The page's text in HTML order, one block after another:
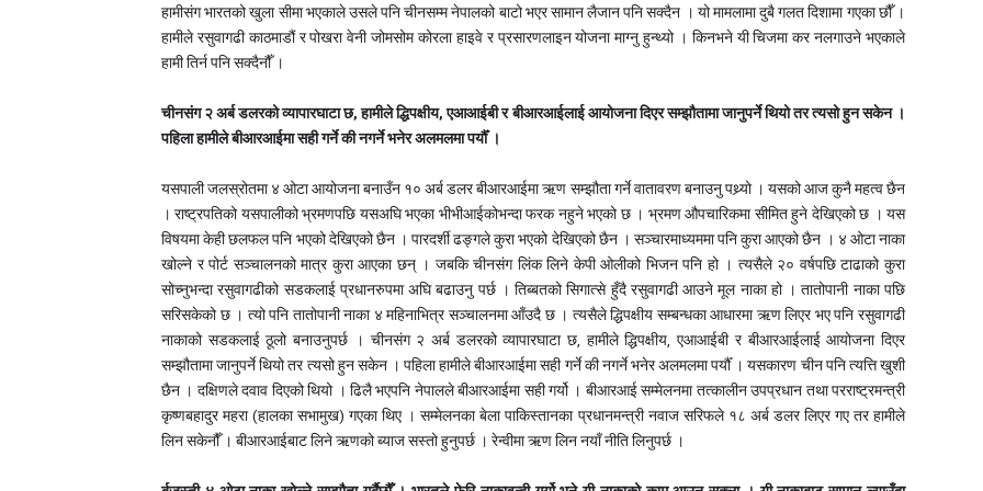
हामीसंग भारतको खुला सीमा भएकाले उसले पनि चीनसम्म नेपालको बाटो भएर सामान लैजान पनि सक्दैन । यो मामलामा दुबै गलत दिशामा गएका छौँ ।
हामीले रसुवागढी काठमाडौं र पोखरा वेनी जोमसोम कोरला हाइवे र प्रसारणलाइन योजना माग्नु हुन्थ्यो । किनभने यी चिजमा कर नलगाउने भएकाले
हामी तिर्न पनि सक्दैनौँ ।
चीनसंग २ अर्ब डलरको व्यापारघाटा छ, हामीले द्धिपक्षीय, एआआईबी र बीआरआईलाई आयोजना दिएर सम्झौतामा जानुपर्ने थियो तर त्यसो हुन सकेन ।
पहिला हामीले बीआरआईमा सही गर्ने की नगर्ने भनेर अलमलमा पर्यौँ ।
यसपाली जलस्रोतमा ४ ओटा आयोजना बनाउँन १० अर्ब डलर बीआरआईमा ऋण सम्झौता गर्ने वातावरण बनाउनु पथ्र्यो । यसको आज कुनै महत्व छैन
। राष्ट्रपतिको यसपालीको भ्रमणपछि यसअघि भएका भीभीआईकोभन्दा फरक नहुने भएको छ । भ्रमण औपचारिकमा सीमित हुने देखिएको छ । यस
विषयमा केही छलफल पनि भएको देखिएको छैन । पारदर्शी ढङ्गले कुरा भएको देखिएको छैन । सञ्चारमाध्यममा पनि कुरा आएको छैन । ४ ओटा नाका
खोल्ने र पोर्ट सञ्चालनको मात्र कुरा आएका छन् । जबकि चीनसंग लिंक लिने केपी ओलीको भिजन पनि हो । त्यसैले २० वर्षपछि टाढाको कुरा
सोच्नुभन्दा रसुवागढीको सडकलाई प्रधानरुपमा अघि बढाउनु पर्छ । तिब्बतको सिगात्से हुँदै रसुवागढी आउने मूल नाका हो । तातोपानी नाका पछि
सरिसकेको छ । त्यो पनि तातोपानी नाका ४ महिनाभित्र सञ्चालनमा आँउदै छ । त्यसैले द्धिपक्षीय सम्बन्धका आधारमा ऋण लिएर भए पनि रसुवागढी
नाकाको सडकलाई ठूलो बनाउनुपर्छ । चीनसंग २ अर्ब डलरको व्यापारघाटा छ, हामीले द्धिपक्षीय, एआआईबी र बीआरआईलाई आयोजना दिएर
सम्झौतामा जानुपर्ने थियो तर त्यसो हुन सकेन । पहिला हामीले बीआरआईमा सही गर्ने की नगर्ने भनेर अलमलमा पर्यौँ । यसकारण चीन पनि त्यत्ति खुशी
छैन । दक्षिणले दवाव दिएको थियो । ढिलै भएपनि नेपालले बीआरआईमा सही गर्यो । बीआरआई सम्मेलनमा तत्कालीन उपप्रधान तथा परराष्ट्रमन्त्री
कृष्णबहादुर महरा (हालका सभामुख) गएका थिए । सम्मेलनका बेला पाकिस्तानका प्रधानमन्त्री नवाज सरिफले १८ अर्ब डलर लिएर गए तर हामीले
लिन सकेनौँ । बीआरआईबाट लिने ऋणको ब्याज सस्तो हुनुपर्छ । रेन्वीमा ऋण लिन नयाँ नीति लिनुपर्छ ।